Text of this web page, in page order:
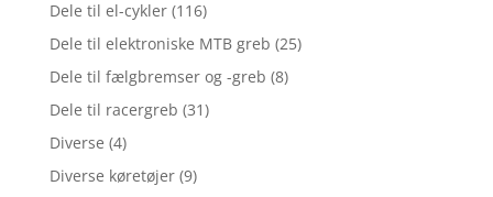
Dele til el-cykler (116)
Dele til elektroniske MTB greb (25)
Dele til fælgbremser og -greb (8)
Dele til racergreb (31)
Diverse (4)
Diverse køretøjer (9)